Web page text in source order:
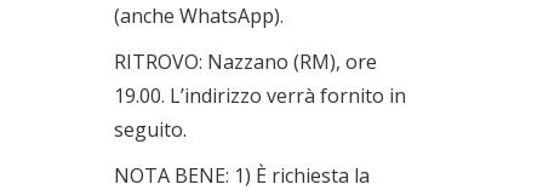
(anche WhatsApp).
RITROVO: Nazzano (RM), ore
19.00. L’indirizzo verrà fornito in
seguito.
NOTA BENE: 1) È richiesta la